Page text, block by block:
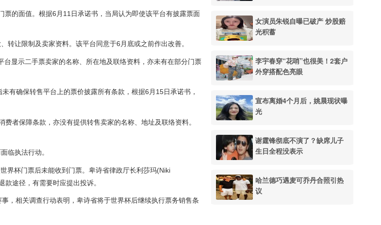
的面值。根据6月11日承诺书，当局认为即使该平台有披露票面
转让限制及卖家资料。该平台同意于6月底或之前作出改善。
显示二手票卖家的名称、所在地及联络资料，亦未有在部分门票
有确保转售平台上的票价披露所有条款，根据6月15日承诺书，
者保障条款，亦没有提供转售卖家的名称、地址及联络资料。
临执法行动。
界杯门票后未能收到门票。卑诗省律政厅长利莎玛(Niki
途径，有需要时应提出投诉。
，相关调查行动表明，卑诗省将于世界杯后继续执行票务销售条
女演员朱锐自曝已破产 炒股赔
光积蓄
李宇春穿“花哨”也很美！2套户
外穿搭配色亮眼
宣布离婚4个月后，姚晨现状曝
光
谢霆锋彻底不演了？缺席儿子
生日全程没表示
哈兰德巧遇麦可乔丹合照引热
议